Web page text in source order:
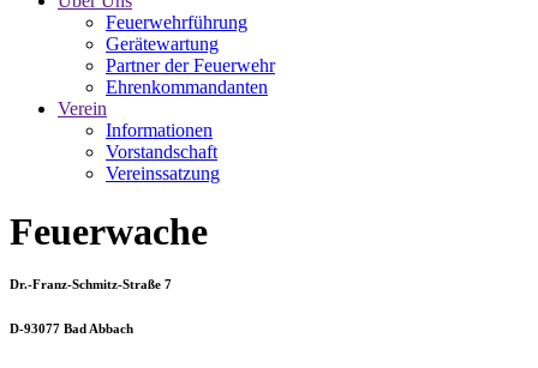
Feuerwehrführung
Gerätewartung
Partner der Feuerwehr
Ehrenkommandanten
Verein
Informationen
Vorstandschaft
Vereinssatzung
Feuerwache
Dr.-Franz-Schmitz-Straße 7
D-93077 Bad Abbach